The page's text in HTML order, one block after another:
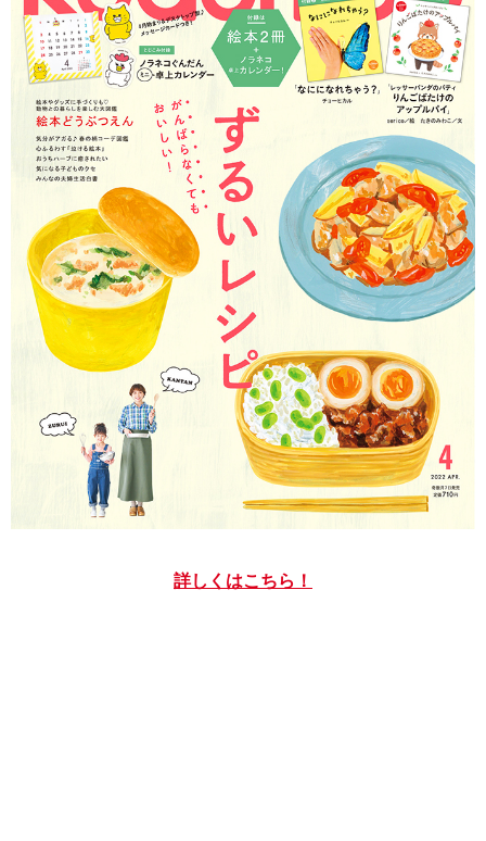
詳しくはこちら！